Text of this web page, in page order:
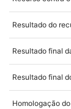
Resultado do
Resultado final
Resultado final
Homologação